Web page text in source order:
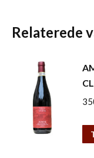
Relaterede